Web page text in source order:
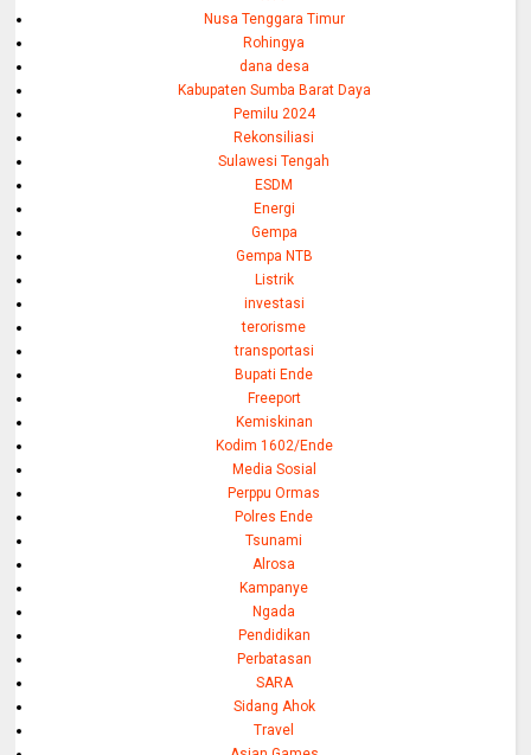
Nusa Tenggara Timur
Rohingya
dana desa
Kabupaten Sumba Barat Daya
Pemilu 2024
Rekonsiliasi
Sulawesi Tengah
ESDM
Energi
Gempa
Gempa NTB
Listrik
investasi
terorisme
transportasi
Bupati Ende
Freeport
Kemiskinan
Kodim 1602/Ende
Media Sosial
Perppu Ormas
Polres Ende
Tsunami
Alrosa
Kampanye
Ngada
Pendidikan
Perbatasan
SARA
Sidang Ahok
Travel